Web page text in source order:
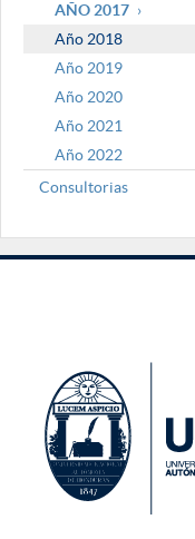
AÑO 2017
Año 2018
Año 2019
Año 2020
Año 2021
Año 2022
Consultorias